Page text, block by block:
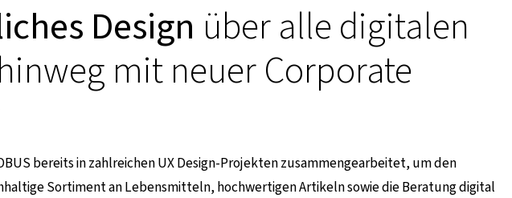
Design über alle digitalen
mit neuer Corporate
bereits in zahlreichen UX Design-Projekten zusammengearbeitet, um den
Sortiment an Lebensmitteln, hochwertigen Artikeln sowie die Beratung digital